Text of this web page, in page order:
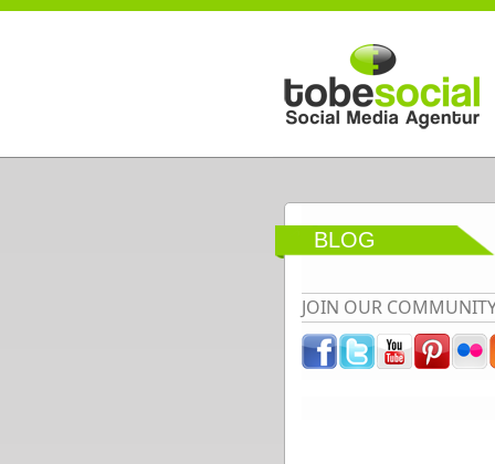
Direkt zum Inhalt
BLOG
JOIN OUR